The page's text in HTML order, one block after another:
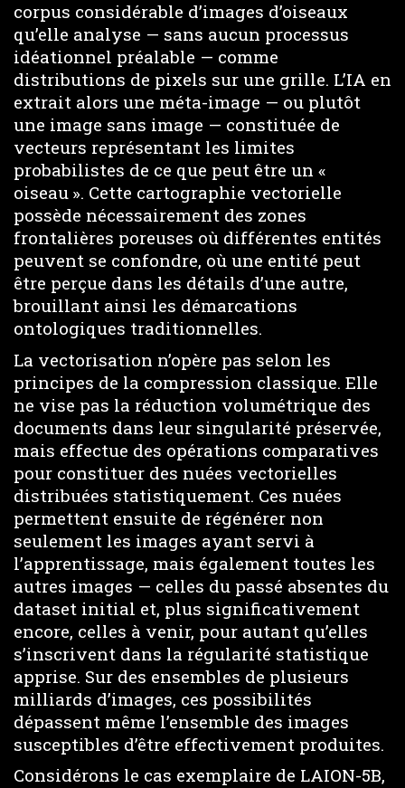
corpus considérable d’images d’oiseaux
qu’elle analyse — sans aucun processus
idéationnel préalable — comme
distributions de pixels sur une grille. L’IA en
extrait alors une méta-image — ou plutôt
une image sans image — constituée de
vecteurs représentant les limites
probabilistes de ce que peut être un «
oiseau ». Cette cartographie vectorielle
possède nécessairement des zones
frontalières poreuses où différentes entités
peuvent se confondre, où une entité peut
être perçue dans les détails d’une autre,
brouillant ainsi les démarcations
ontologiques traditionnelles.
La vectorisation n’opère pas selon les
principes de la compression classique. Elle
ne vise pas la réduction volumétrique des
documents dans leur singularité préservée,
mais effectue des opérations comparatives
pour constituer des nuées vectorielles
distribuées statistiquement. Ces nuées
permettent ensuite de régénérer non
seulement les images ayant servi à
l’apprentissage, mais également toutes les
autres images — celles du passé absentes du
dataset initial et, plus significativement
encore, celles à venir, pour autant qu’elles
s’inscrivent dans la régularité statistique
apprise. Sur des ensembles de plusieurs
milliards d’images, ces possibilités
dépassent même l’ensemble des images
susceptibles d’être effectivement produites.
Considérons le cas exemplaire de LAION-5B,